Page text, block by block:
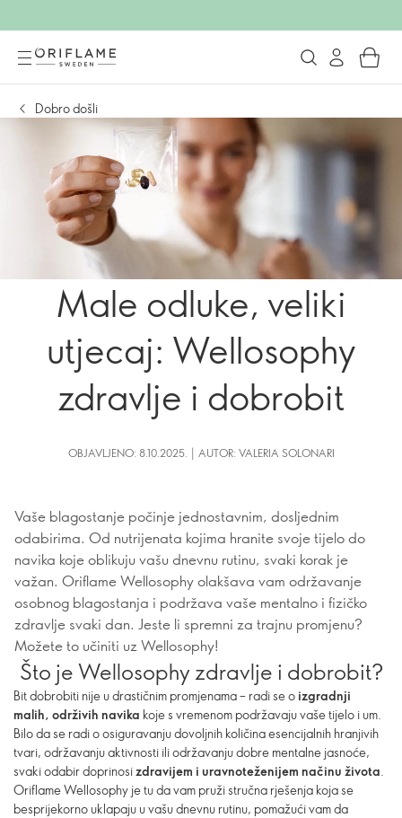
Dobro došli
Male odluke, veliki
utjecaj: Wellosophy
zdravlje i dobrobit
OBJAVLJENO: 8.10.2025. | AUTOR: VALERIA SOLONARI
Vaše blagostanje počinje jednostavnim, dosljednim
odabirima. Od nutrijenata kojima hranite svoje tijelo do
navika koje oblikuju vašu dnevnu rutinu, svaki korak je
važan. Oriflame Wellosophy olakšava vam održavanje
osobnog blagostanja i podržava vaše mentalno i fizičko
zdravlje svaki dan. Jeste li spremni za trajnu promjenu?
Možete to učiniti uz Wellosophy!
Što je Wellosophy zdravlje i dobrobit?
Bit dobrobiti nije u drastičnim promjenama – radi se o izgradnji
malih, održivih navika koje s vremenom podržavaju vaše tijelo i um.
Bilo da se radi o osiguravanju dovoljnih količina esencijalnih hranjivih
tvari, održavanju aktivnosti ili održavanju dobre mentalne jasnoće,
svaki odabir doprinosizdravijem i uravnoteženijem načinu života.
Oriflame Wellosophy je tu da vam pruži stručna rješenja koja se
besprijekorno uklapaju u vašu dnevnu rutinu, pomažući vam da